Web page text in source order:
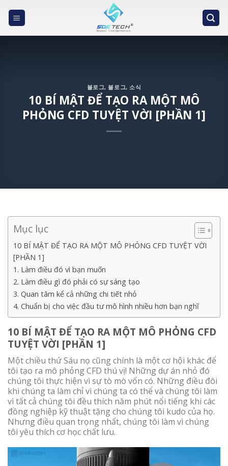
블로그,블로그,소식
10 BÍ MẬT ĐỂ TẠO RA MỘT MÔ
PHỎNG CFD TUYỆT VỜI [PHẦN 1]
Mục lục
10 BÍ MẬT ĐỂ TẠO RA MỘT MÔ PHỎNG CFD TUYỆT VỜI
[PHẦN 1]
1. Làm điều đó vì bạn muốn
2. Làm điều gì đó phải có sự sáng tạo
3. Quan tâm kể cả những chi tiết nhỏ
4. Chuẩn bị cho việc đầu tư mô hình nhiều hơn bạn nghĩ
10 BÍ MẬT ĐỂ TẠO RA MỘT MÔ PHỎNG CFD
TUYỆT VỜI [PHẦN 1]
Một chiều thứ Sáu nọ cũng chính là một cơ hội khác để
tôi tạo ra mô phỏng CFD thú vị! Những dự án nhỏ đó
chúng tôi thực hiện vì sự tò mò vốn có. Những điều đôi
khi chúng ta làm chỉ vì chúng ta có thể và chúng tôi làm
vì tất cả chúng tôi đều thích năm phút nổi tiếng khi các
đồng nghiệp kỹ thuật tặng cho chúng tôi kudo của họ.
Nhưng điều quan trọng nhất, chúng tôi làm vì chúng
tôi yêu thích cơ học chất lưu.